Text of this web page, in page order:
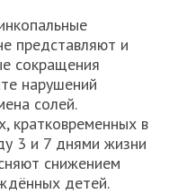
представляют и
сокращения
нарушений
солей.
кратковременных в
3 и 7 днями жизни
снижением
детей.